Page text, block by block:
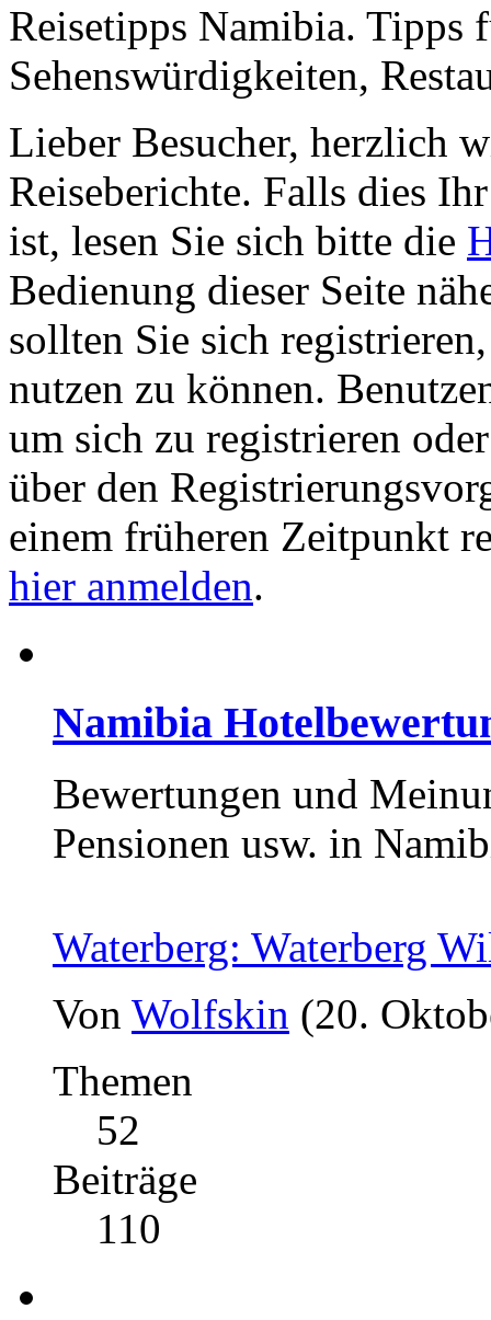
Reisetipps Namibia. Tipps
Sehenswürdigkeiten,
Lieber Besucher, herzlich
Reiseberichte. Falls dies
ist, lesen Sie sich bitte die
Bedienung dieser Seite
sollten Sie sich
nutzen zu können.
um sich zu registrieren
über den
einem früheren Zeitpunkt
hier anmelden.
Namibia
Bewertungen und
Pensionen usw. in
Waterberg: Waterberg
Von Wolfskin (20.
Themen
52
Beiträge
110